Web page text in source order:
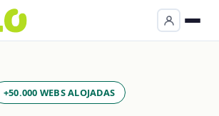
+50.000 WEBS ALOJADAS